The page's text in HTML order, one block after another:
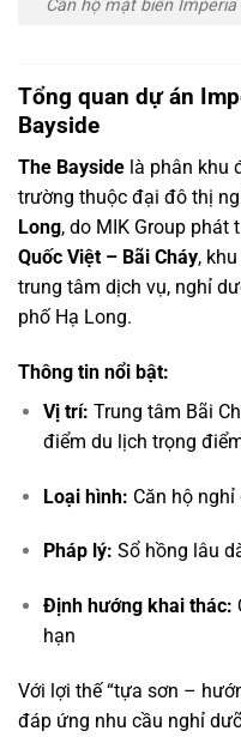
Căn hộ mặt biển
Tổng quan dự án
Bayside
The Bayside là phân khu
trường thuộc đại đô thị
Long, do MIK Group phát
Quốc Việt – Bãi Cháy,
trung tâm dịch vụ, nghỉ
phố Hạ Long.
Thông tin nổi bật:
Vị trí: Trung tâm Bãi
điểm du lịch trọng
Loại hình: Căn hộ
Pháp lý: Sổ hồng lâu
Định hướng khai thác:
hạn
Với lợi thế “tựa sơn –
đáp ứng nhu cầu nghỉ